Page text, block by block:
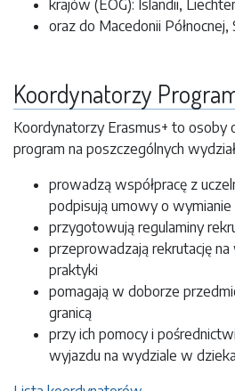
krajów (EOG): Islandii,
oraz do Macedonii Północnej,
Koordynatorzy
Koordynatorzy Erasmus+ to osoby
program na poszczególnych
prowadzą współpracę z
podpisują umowy o wymianie
przygotowują regulaminy
przeprowadzają rekrutację
praktyki
pomagają w doborze
granicą
przy ich pomocy i
wyjazdu na wydziale w